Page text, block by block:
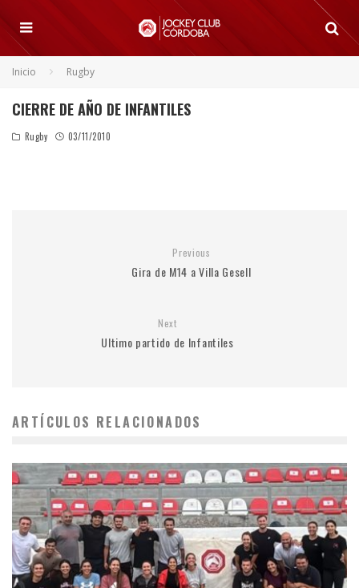
Inicio Rugby
CIERRE DE AÑO DE INFANTILES
Rugby 03/11/2010
Previous
Gira de M14 a Villa Gesell
Next
Ultimo partido de Infantiles
ARTÍCULOS RELACIONADOS